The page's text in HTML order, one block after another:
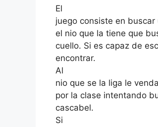
El
juego consiste en
el nio que la tiene que
cuello. Si es capaz de
encontrar.
Al
nio que se la liga le
por la clase intentando
cascabel.
Si